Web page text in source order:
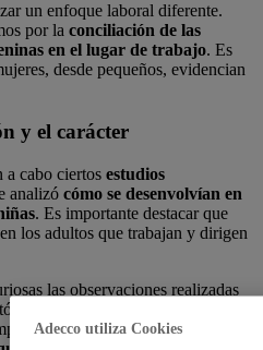
un enfoque laboral diferente.
por la conciliación de las
en el lugar de trabajo. Es
desde pequeños, evidencian
y el carácter
a cabo ciertos estudios
analizó cómo se desenvolvían en
. Es importante destacar que
los adultos que trabajan y dirigen
las observaciones realizadas
que
variados.Las niñas, en
Adecco utiliza Cookies